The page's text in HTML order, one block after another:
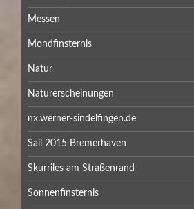
Messen
Mondfinsternis
Natur
Naturerscheinungen
nx.werner-sindelfingen.de
Sail 2015 Bremerhaven
Skurriles am Straßenrand
Sonnenfinsternis